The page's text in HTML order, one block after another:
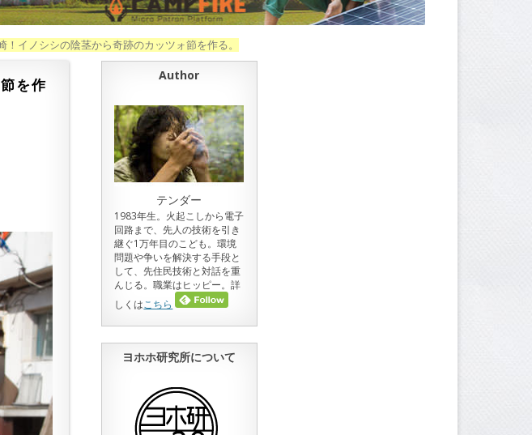
！イノシシの陰茎から奇跡のカッツォ節を作る。
を作
Author
テンダー
1983年生。火起こしから電子
回路まで、先人の技術を引き
継ぐ1万年目のこども。環境
問題や争いを解決する手段と
して、先住民技術と対話を重
んじる。職業はヒッピー。詳
しくはこちら
ヨホホ研究所について